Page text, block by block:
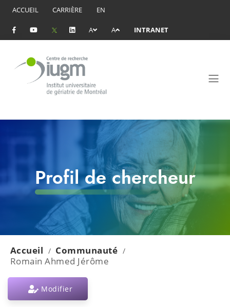
ACCUEIL CARRIÈRE EN
A A INTRANET
Profil de chercheur
Accueil / Communauté /
Romain Ahmed Jérôme
Modifier